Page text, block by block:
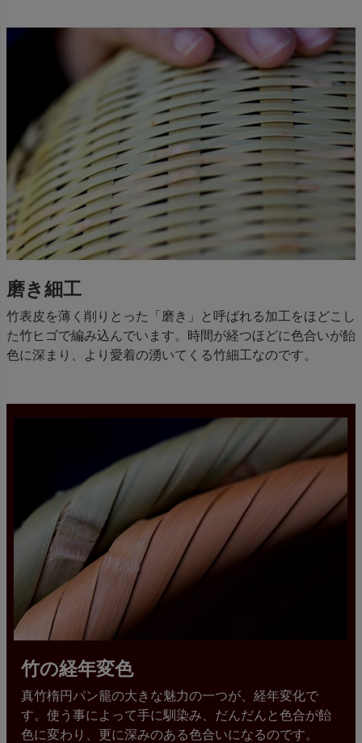
磨き細工
竹表皮を薄く削りとった「磨き」と呼ばれる加工をほどこし
た竹ヒゴで編み込んでいます。時間が経つほどに色合いが飴
色に深まり、より愛着の湧いてくる竹細工なのです。
竹の経年変色
真竹楕円パン籠の大きな魅力の一つが、経年変化で
す。使う事によって手に馴染み、だんだんと色合が飴
色に変わり、更に深みのある色合いになるのです。